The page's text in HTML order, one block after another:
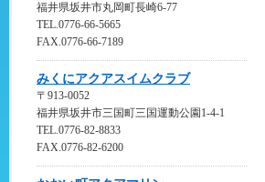
福井県坂井市丸岡町長崎6-77
TEL.0776-66-5665
FAX.0776-66-7189
みくにアクアスイムクラブ
〒913-0052
福井県坂井市三国町三国運動公園1-4-1
TEL.0776-82-8833
FAX.0776-82-6200